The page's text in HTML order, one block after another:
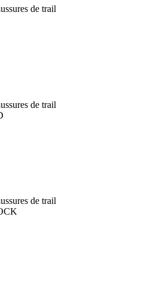
de trail
de trail
de trail